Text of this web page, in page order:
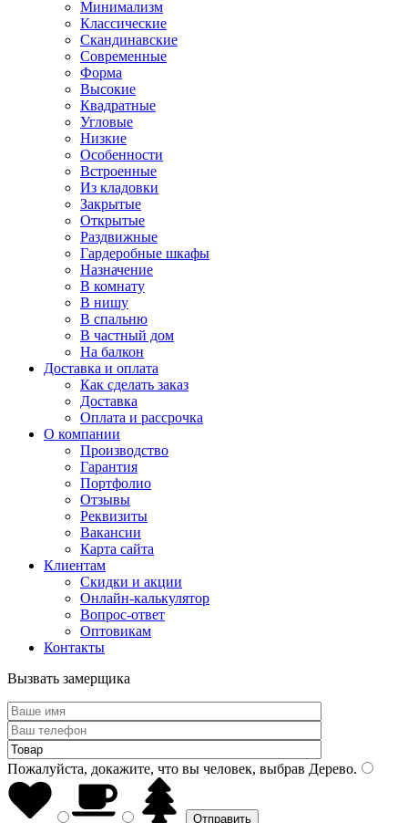
Минимализм
Классические
Скандинавские
Современные
Форма
Высокие
Квадратные
Угловые
Низкие
Особенности
Встроенные
Из кладовки
Закрытые
Открытые
Раздвижные
Гардеробные шкафы
Назначение
В комнату
В нишу
В спальню
В частный дом
На балкон
Доставка и оплата
Как сделать заказ
Доставка
Оплата и рассрочка
О компании
Производство
Гарантия
Портфолио
Отзывы
Реквизиты
Вакансии
Карта сайта
Клиентам
Скидки и акции
Онлайн-калькулятор
Вопрос-ответ
Оптовикам
Контакты
Вызвать замерщика
Пожалуйста, докажите, что вы человек, выбрав Дерево.